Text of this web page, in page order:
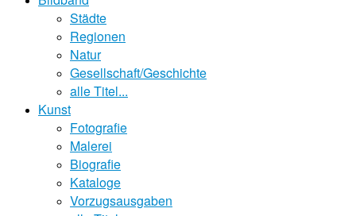
Städte
Regionen
Natur
Gesellschaft/Geschichte
alle Titel...
Kunst
Fotografie
Malerei
Biografie
Kataloge
Vorzugsausgaben